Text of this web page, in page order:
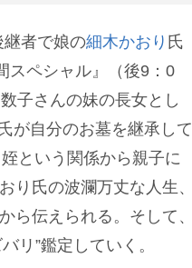
継者で娘の細木かおり 氏
ペシャル』（後9：0
子さんの妹の長女とし
が自分のお墓を継承して
という関係から親子に
り氏の波瀾万丈な人生、
ら伝えられる。そして、
リ”鑑定していく。